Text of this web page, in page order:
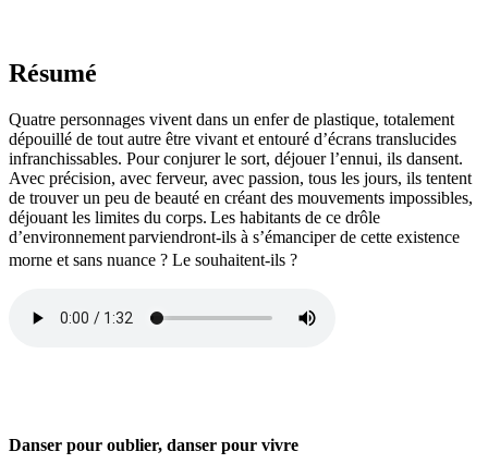
Résumé
Quatre personnages vivent dans un enfer de plastique, totalement
dépouillé de tout autre être vivant et entouré d’écrans translucides
infranchissables. Pour conjurer le sort, déjouer l’ennui, ils dansent.
Avec précision, avec ferveur, avec passion, tous les jours, ils tentent
de trouver un peu de beauté en créant des mouvements impossibles,
déjouant les limites du corps. Les habitants de ce drôle
d’environnementparviendront-ils à s’émanciper de cette existence
morne et sans nuance ? Le souhaitent-ils ?
Danser pour oublier, danser pour vivre